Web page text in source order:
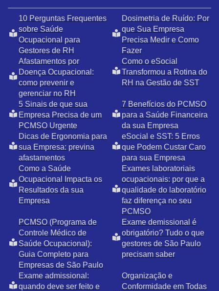
10 Perguntas Frequentes
sobre Saúde
Ocupacional para
Gestores de RH
Dosimetria de Ruído: Por
que Sua Empresa
Precisa Medir e Como
Fazer
Afastamentos por
Doença Ocupacional:
como prevenir e
gerenciar no RH
Como o eSocial
Transformou a Rotina do
RH na Gestão de SST
5 Sinais de que sua
Empresa Precisa de um
PCMSO Urgente
7 Benefícios do PCMSO
para a Saúde Financeira
da sua Empresa
Dicas de Ergonomia para
sua Empresa: previna
afastamentos
eSocial e SST: 5 Erros
que Podem Custar Caro
para sua Empresa
Como a Saúde
Ocupacional Impacta os
Resultados da sua
Empresa
Exames laboratoriais
ocupacionais: por que a
qualidade do laboratório
faz diferença no seu
PCMSO
PCMSO (Programa de
Controle Médico de
Saúde Ocupacional):
Guia Completo para
Empresas de São Paulo
Exame demissional é
obrigatório? Tudo o que
gestores de São Paulo
precisam saber
Exame admissional:
quando deve ser feito e
Organização e
Conformidade em Todas